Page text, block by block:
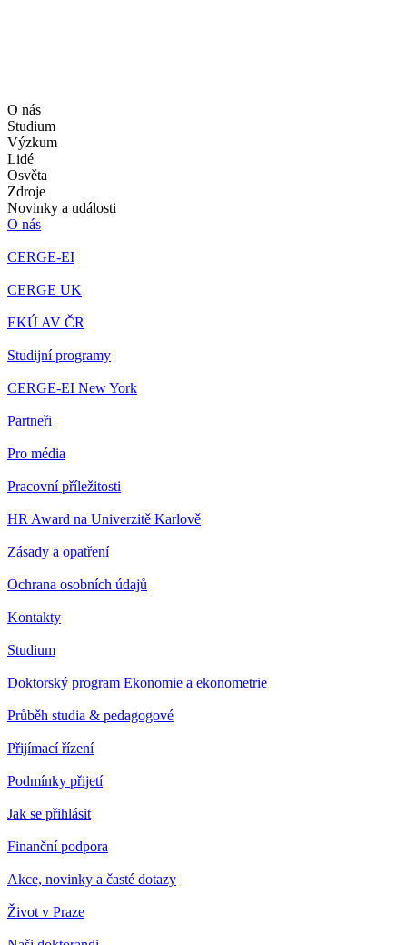
O nás
Studium
Výzkum
Lidé
Osvěta
Zdroje
Novinky a události
O nás
CERGE-EI
CERGE UK
EKÚ AV ČR
Studijní programy
CERGE-EI New York
Partneři
Pro média
Pracovní příležitosti
HR Award na Univerzitě Karlově
Zásady a opatření
Ochrana osobních údajů
Kontakty
Studium
Doktorský program Ekonomie a ekonometrie
Průběh studia & pedagogové
Přijímací řízení
Podmínky přijetí
Jak se přihlásit
Finanční podpora
Akce, novinky a časté dotazy
Život v Praze